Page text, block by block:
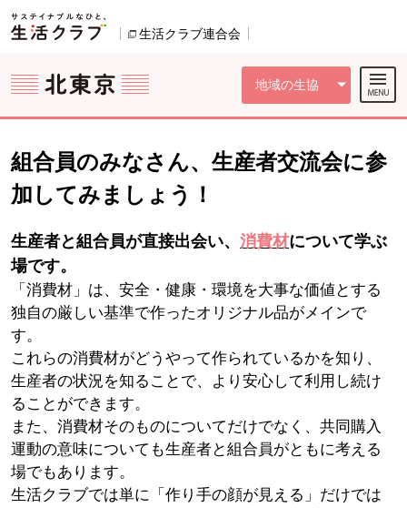
ページの先頭です。
生活クラブ連合会
地域の生協
ここからサイト内共通メニューです。
サイト内共通メニューをスキップする
サイト内共通メニューここまで。
組合員のみなさん、生産者交流会に参
加してみましょう！
生産者と組合員が直接出会い、 消費材について学ぶ
場です。
「消費材」は、安全・健康・環境を大事な価値とする
独自の厳しい基準で作ったオリジナル品がメインで
す。
これらの消費材がどうやって作られているかを知り、
生産者の状況を知ることで、より安心して利用し続け
ることができます。
また、消費材そのものについてだけでなく、共同購入
運動の意味についても生産者と組合員がともに考える
場でもあります。
生活クラブでは単に「作り手の顔が見える」だけでは